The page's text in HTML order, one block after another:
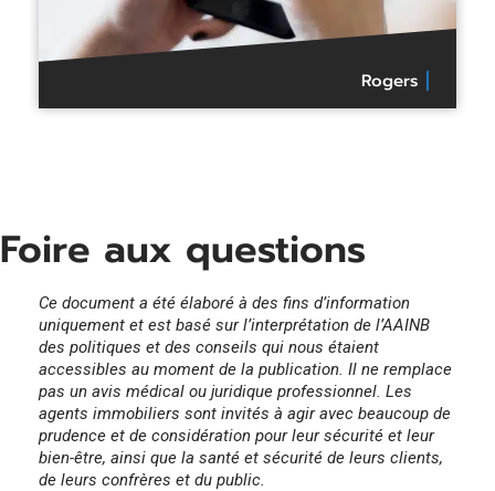
Rogers
Foire aux questions
Ce document a été élaboré à des fins d’information
uniquement et est basé sur l’interprétation de l’AAINB
des politiques et des conseils qui nous étaient
accessibles au moment de la publication. Il ne remplace
pas un avis médical ou juridique professionnel. Les
agents immobiliers sont invités à agir avec beaucoup de
prudence et de considération pour leur sécurité et leur
bien-être, ainsi que la santé et sécurité de leurs clients,
de leurs confrères et du public.